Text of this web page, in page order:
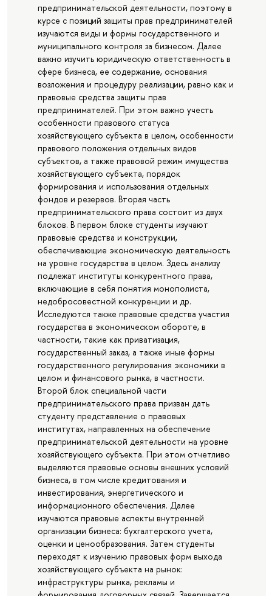
предпринимательской деятельности, поэтому в
курсе с позиций защиты прав предпринимателей
изучаются виды и формы государственного и
муниципального контроля за бизнесом. Далее
важно изучить юридическую ответственность в
сфере бизнеса, ее содержание, основания
возложения и процедуру реализации, равно как и
правовые средства защиты прав
предпринимателей. При этом важно учесть
особенности правового статуса
хозяйствующего субъекта в целом, особенности
правового положения отдельных видов
субъектов, а также правовой режим имущества
хозяйствующего субъекта, порядок
формирования и использования отдельных
фондов и резервов. Вторая часть
предпринимательского права состоит из двух
блоков. В первом блоке студенты изучают
правовые средства и конструкции,
обеспечивающие экономическую деятельность
на уровне государства в целом. Здесь анализу
подлежат институты конкурентного права,
включающие в себя понятия монополиста,
недобросовестной конкуренции и др.
Исследуются также правовые средства участия
государства в экономическом обороте, в
частности, такие как приватизация,
государственный заказ, а также иные формы
государственного регулирования экономики в
целом и финансового рынка, в частности.
Второй блок специальной части
предпринимательского права призван дать
студенту представление о правовых
институтах, направленных на обеспечение
предпринимательской деятельности на уровне
хозяйствующего субъекта. При этом отчетливо
выделяются правовые основы внешних условий
бизнеса, в том числе кредитования и
инвестирования, энергетического и
информационного обеспечения. Далее
изучаются правовые аспекты внутренней
организации бизнеса: бухгалтерского учета,
оценки и ценообразования. Затем студенты
переходят к изучению правовых форм выхода
хозяйствующего субъекта на рынок:
инфраструктуры рынка, рекламы и